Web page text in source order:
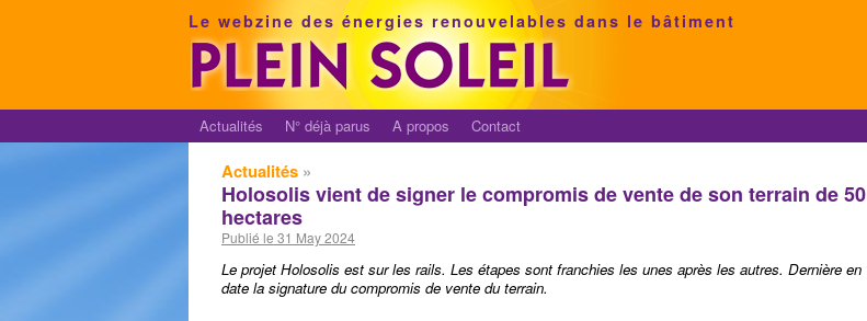
Le webzine des énergies renouvelables dans le bâtiment
Actualités N° déjà parus A propos Contact
Actualités »
Holosolis vient de signer le compromis de vente de son terrain de 50
hectares
Publié le 31 May 2024
Le projet Holosolis est sur les rails. Les étapes sont franchies les unes après les autres. Dernière en
date la signature du compromis de vente du terrain.